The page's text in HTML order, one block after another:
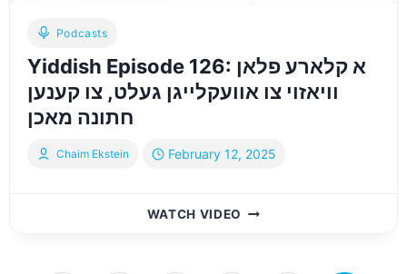
Podcasts
Yiddish Episode 126: א קלארע פלאן
וויאזוי צו אוועקלייגן געלט, צו קענען
חתונה מאכן
Chaim Ekstein February 12, 2025
WATCH VIDEO YIDDISH